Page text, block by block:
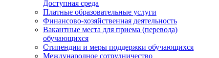
Доступная среда
Платные образовательные услуги
Финансово-хозяйственная деятельность
Вакантные места для приема (перевода)
обучающихся
Стипендии и меры поддержки обучающихся
Международное сотрудничество